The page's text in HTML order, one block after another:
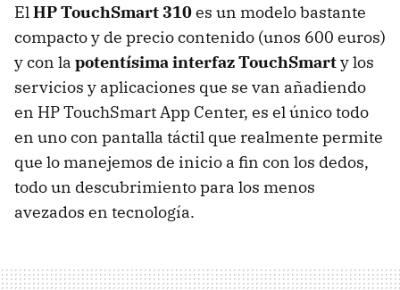
ElHP TouchSmart 310es un modelo bastante
compacto y de precio contenido (unos 600 euros)
y con la potentísima interfaz TouchSmarty los
servicios y aplicaciones que se van añadiendo
en HP TouchSmart App Center, es el único todo
en uno con pantalla táctil que realmente permite
que lo manejemos de inicio a fin con los dedos,
todo un descubrimiento para los menos
avezados en tecnología.